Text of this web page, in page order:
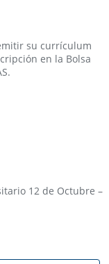
su currículum
en la Bolsa
12 de Octubre –